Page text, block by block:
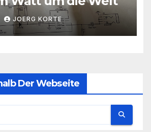
JOERG KORTE
Der Webseite